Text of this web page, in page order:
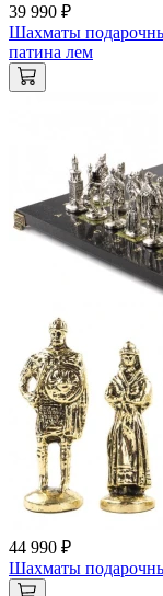
39 990 ₽
Шахматы
патина лем
44 990 ₽
Шахматы